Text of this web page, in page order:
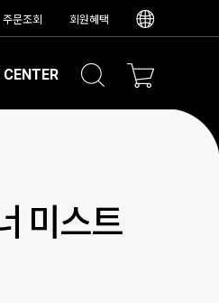
주문조회 회원혜택
CENTER
미스트